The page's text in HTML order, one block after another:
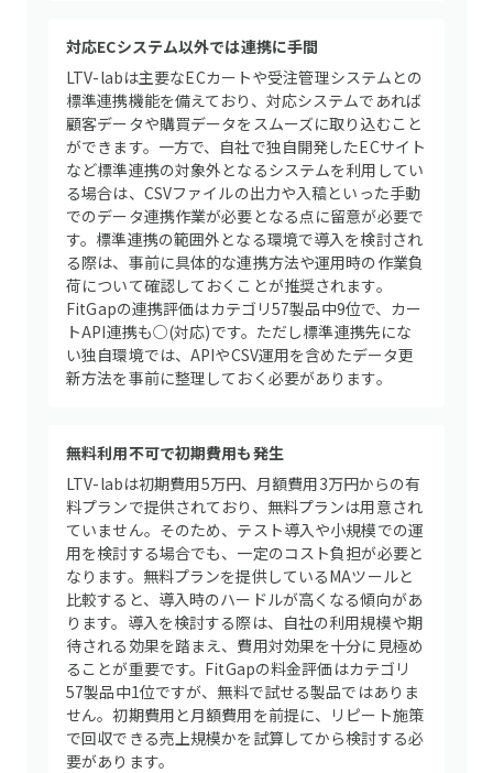
対応ECシステム以外では連携に手間
LTV-labは主要なECカートや受注管理システムとの
標準連携機能を備えており、対応システムであれば
顧客データや購買データをスムーズに取り込むこと
ができます。一方で、自社で独自開発したECサイト
など標準連携の対象外となるシステムを利用してい
る場合は、CSVファイルの出力や入稿といった手動
でのデータ連携作業が必要となる点に留意が必要で
す。標準連携の範囲外となる環境で導入を検討され
る際は、事前に具体的な連携方法や運用時の作業負
荷について確認しておくことが推奨されます。
FitGapの連携評価はカテゴリ57製品中9位で、カー
トAPI連携も○(対応)です。ただし標準連携先にな
い独自環境では、APIやCSV運用を含めたデータ更
新方法を事前に整理しておく必要があります。
無料利用不可で初期費用も発生
LTV-labは初期費用5万円、月額費用3万円からの有
料プランで提供されており、無料プランは用意され
ていません。そのため、テスト導入や小規模での運
用を検討する場合でも、一定のコスト負担が必要と
なります。無料プランを提供しているMAツールと
比較すると、導入時のハードルが高くなる傾向があ
ります。導入を検討する際は、自社の利用規模や期
待される効果を踏まえ、費用対効果を十分に見極め
ることが重要です。FitGapの料金評価はカテゴリ
57製品中1位ですが、無料で試せる製品ではありま
せん。初期費用と月額費用を前提に、リピート施策
で回収できる売上規模かを試算してから検討する必
要があります。